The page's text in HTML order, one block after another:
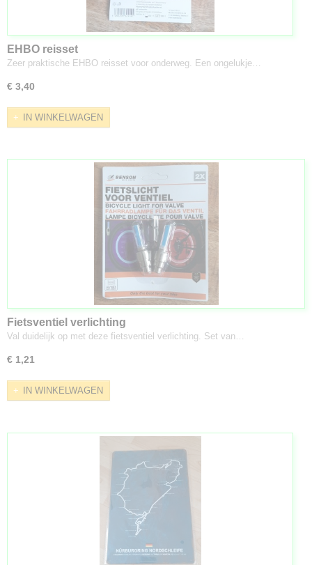
EHBO reisset
Zeer praktische EHBO reisset voor onderweg. Een ongelukje…
€ 3,40
IN WINKELWAGEN
Fietsventiel verlichting
Val duidelijk op met deze fietsventiel verlichting. Set van…
€ 1,21
IN WINKELWAGEN